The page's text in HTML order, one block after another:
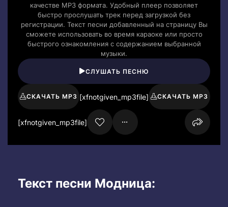
качестве MP3 формата. Удобный плеер позволяет
быстро прослушать трек перед загрузкой без
регистрации. Текст песни добавленный на страницу Вы
сможете использовать во время караоке или просто
быстрого ознакомления с содержанием выбранной
музыки.
СЛУШАТЬ ПЕСНЮ
СКАЧАТЬ MP3 [xfnotgiven_mp3file] СКАЧАТЬ MP3
[xfnotgiven_mp3file]
Текст песни Модница: